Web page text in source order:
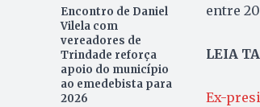
Encontro de Daniel
Vilela com
vereadores de
Trindade reforça
apoio do município
ao emedebista para
2026
entre
LEIA
Ex-